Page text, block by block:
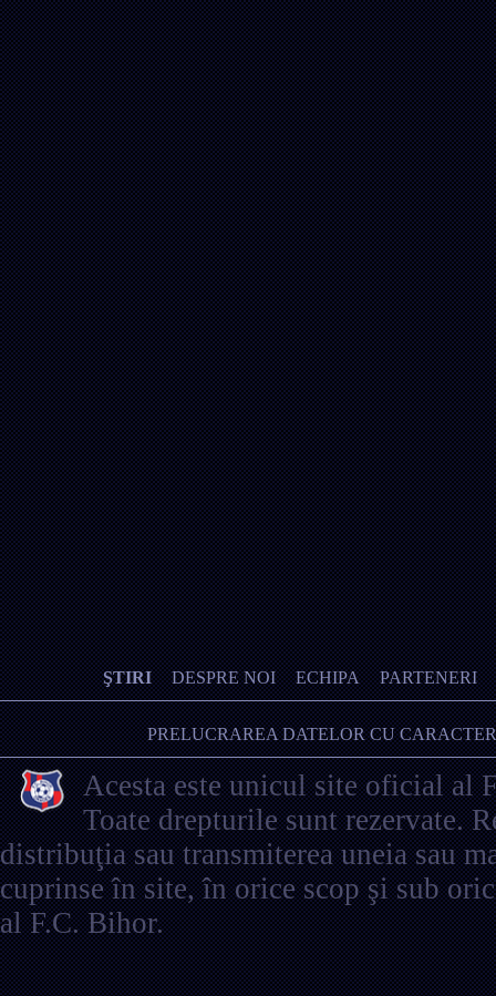
ŞTIRI DESPRE NOI ECHIPA PARTENERI
PRELUCRAREA DATELOR CU
Acesta este unicul site oficial al
Toate drepturile sunt rezervate.
distribuţia sau transmiterea uneia sau
cuprinse în site, în orice scop şi sub
al F.C. Bihor.